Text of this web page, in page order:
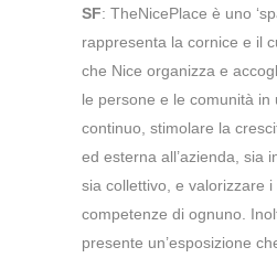
SF: TheNicePlace è uno
rappresenta la cornice e il
che Nice organizza e
le persone e le comunità in
continuo, stimolare la
ed esterna all’azienda, sia
sia collettivo, e valorizzare i
competenze di ognuno.
presente un’esposizione